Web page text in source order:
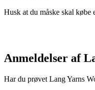
Husk at du måske skal købe
Anmeldelser af
Har du prøvet Lang Yarns